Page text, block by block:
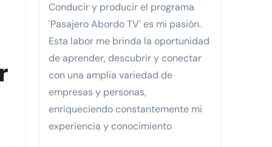
Cabos Pedregal
Conducir y producir el programa
'Pasajero Abordo TV' es mi pasión.
Esta labor me brinda la oportunidad
de aprender, descubrir y conectar
con una amplia variedad de
empresas y personas,
enriqueciendo constantemente mi
experiencia y conocimiento